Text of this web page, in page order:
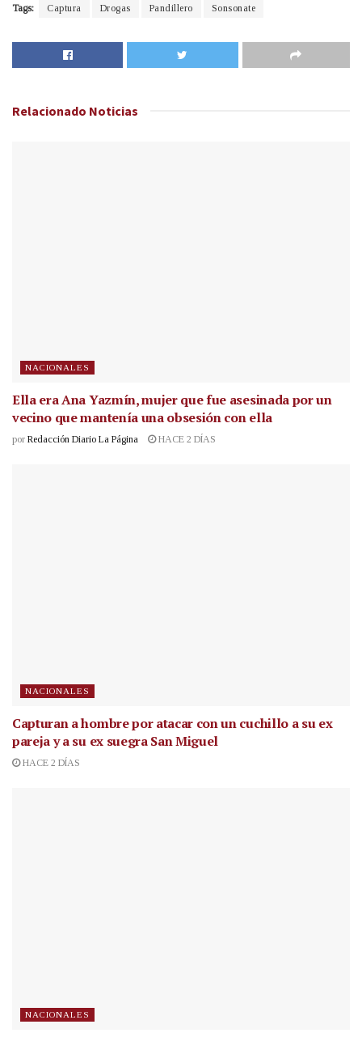
Tags: Captura Drogas Pandillero Sonsonate
Relacionado Noticias
NACIONALES
Ella era Ana Yazmín, mujer que fue asesinada por un
vecino que mantenía una obsesión con ella
por Redacción Diario La Página HACE 2 DÍAS
NACIONALES
Capturan a hombre por atacar con un cuchillo a su ex
pareja y a su ex suegra San Miguel
HACE 2 DÍAS
NACIONALES